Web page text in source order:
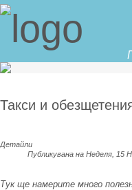
Такси и
Детайли
Публикувана на Неделя, 15
Тук ще намерите много